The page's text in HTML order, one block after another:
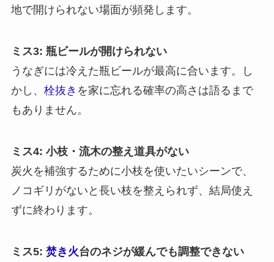
地で開けられない場面が頻発します。
ミス3: 瓶ビールが開けられない
うなぎには冷えた瓶ビールが最高に合います。し
かし、 栓抜き を家に忘れる確率の高さは語るまで
もありません。
ミス4: 小枝・流木の整え道具がない
炭火を補強するために小枝を使いたいシーンで、
ノコギリがないと長い枝を整えられず、結局使え
ずに終わります。
ミス5: 焚き火台のネジが緩んでも調整できない